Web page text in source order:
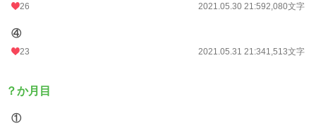
26 2021.05.30 21:592,080文字
④
23 2021.05.31 21:341,513文字
？か月目
①